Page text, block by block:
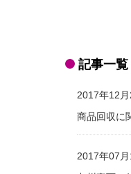
記事一覧
2017年12
商品回収に
2017年07